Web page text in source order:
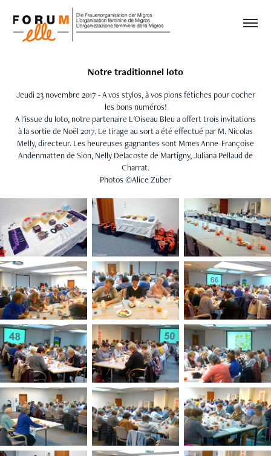
Notre traditionnel loto
Jeudi 23 novembre 2017 - A vos stylos, à vos pions fétiches pour cocher
les bons numéros!
A l'issue du loto, notre partenaire L'Oiseau Bleu a offert trois invitations
à la sortie de Noël 2017. Le tirage au sort a été effectué par M. Nicolas
Melly, directeur. Les heureuses gagnantes sont Mmes Anne-Françoise
Andenmatten de Sion, Nelly Delacoste de Martigny, Juliana Pellaud de
Charrat.
Photos ©Alice Zuber